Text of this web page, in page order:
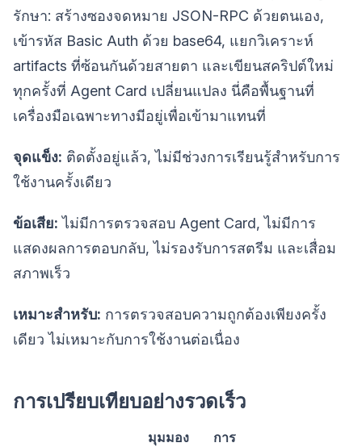
รักษา: สร้างซองจดหมาย JSON-RPC ด้วยตนเอง,
เข้ารหัส Basic Auth ด้วย base64, แยกวิเคราะห์
artifacts ที่ซ้อนกันด้วยสายตา และเขียนสคริปต์ใหม่
ทุกครั้งที่ Agent Card เปลี่ยนแปลง นี่คือพื้นฐานที่
เครื่องมือเฉพาะทางมีอยู่เพื่อเข้ามาแทนที่
จุดแข็ง: ติดตั้งอยู่แล้ว, ไม่มีช่วงการเรียนรู้สำหรับการ
ใช้งานครั้งเดียว
ข้อเสีย: ไม่มีการตรวจสอบ Agent Card, ไม่มีการ
แสดงผลการตอบกลับ, ไม่รองรับการสตรีม และเสื่อม
สภาพเร็ว
เหมาะสำหรับ: การตรวจสอบความถูกต้องเพียงครั้ง
เดียว ไม่เหมาะกับการใช้งานต่อเนื่อง
การเปรียบเทียบอย่างรวดเร็ว
มุมมอง
การ